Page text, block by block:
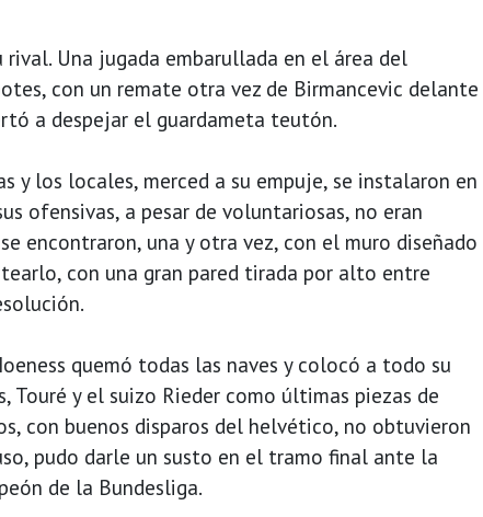
Una jugada embarullada en el área del
con un remate otra vez de Birmancevic delante
a despejar el guardameta teutón.
y los locales, merced a su empuje, se instalaron en
ofensivas, a pesar de voluntariosas, no eran
encontraron, una y otra vez, con el muro diseñado
con una gran pared tirada por alto entre
quemó todas las naves y colocó a todo su
Touré y el suizo Rieder como últimas piezas de
con buenos disparos del helvético, no obtuvieron
pudo darle un susto en el tramo final ante la
de la Bundesliga.